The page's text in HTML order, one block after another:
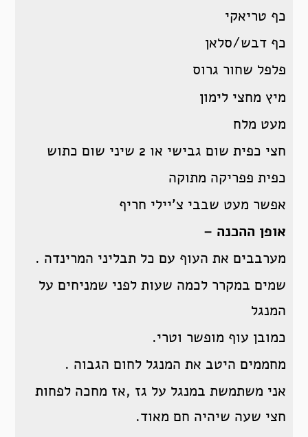
כף טריאקי
כף דבש/סלאן
פלפל שחור גרוס
מיץ מחצי לימון
מעט מלח
חצי כפית שום גבישי או 2 שיני שום כתוש
כפית פפריקה מתוקה
אפשר מעט שבבי צ’יילי חריף
אופן ההכנה –
מערבבים את העוף עם כל תבליני המרינדה .
שמים במקרר לכמה שעות לפני שמניחים על
המנגל
כמובן עוף מופשר וטרי.
מחממים היטב את המנגל לחום הגבוה .
אני משתמשת במנגל על גז ,אז מחכה לפחות
חצי שעה שיהיה חם מאוד.